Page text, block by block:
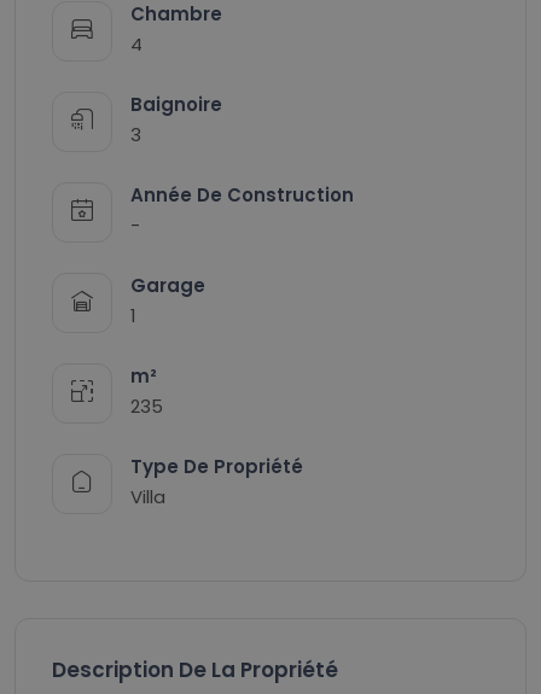
Chambre
4
Baignoire
3
Année De Construction
-
Garage
1
m²
235
Type De Propriété
Villa
Description De La Propriété